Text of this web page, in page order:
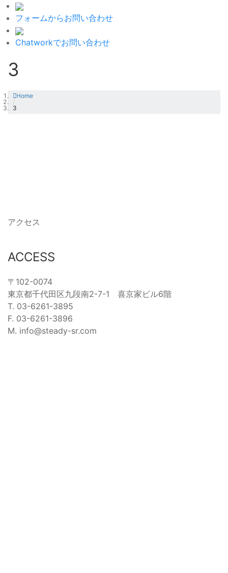
フォームからお問い合わせ
Chatworkでお問い合わせ
3
Home
/
3
アクセス
ACCESS
〒102-0074
東京都千代田区九段南2-7-1 喜京家ビル6階
T. 03-6261-3895
F. 03-6261-3896
M. info@steady-sr.com